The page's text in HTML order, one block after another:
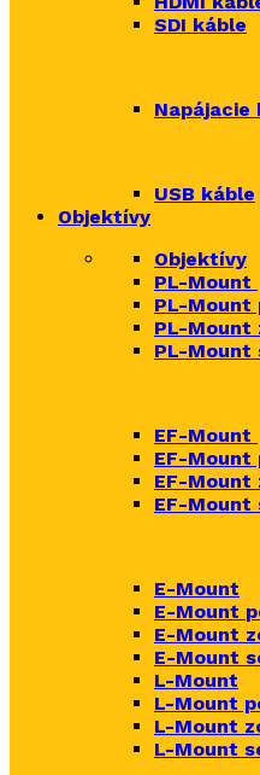
SDI káble
Napájacie
USB káble
Objektívy
Objektívy
PL-Mount
PL-Mount
PL-Mount
PL-Mount
EF-Mount
EF-Mount
EF-Mount
EF-
E-Mount
E-Mount
E-Mount
E-Mount
L-Mount
L-Mount
L-Mount
L-Mount